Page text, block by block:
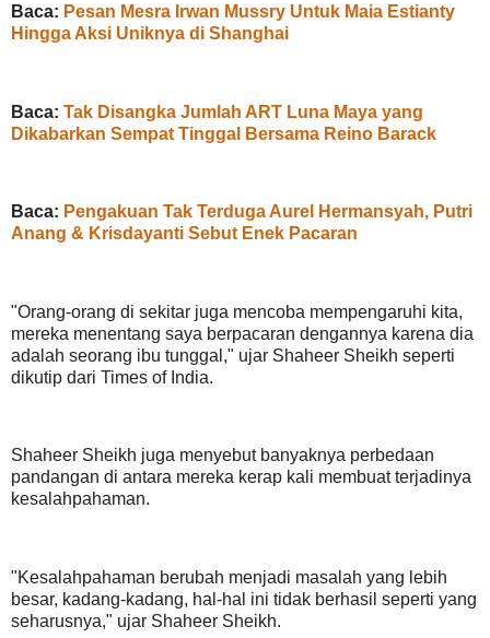
Baca: Pesan Mesra Irwan Mussry Untuk Maia Estianty
Hingga Aksi Uniknya di Shanghai
Baca: Tak Disangka Jumlah ART Luna Maya yang
Dikabarkan Sempat Tinggal Bersama Reino Barack
Baca: Pengakuan Tak Terduga Aurel Hermansyah, Putri
Anang & Krisdayanti Sebut Enek Pacaran
"Orang-orang di sekitar juga mencoba mempengaruhi kita,
mereka menentang saya berpacaran dengannya karena dia
adalah seorang ibu tunggal," ujar Shaheer Sheikh seperti
dikutip dari Times of India.
Shaheer Sheikh juga menyebut banyaknya perbedaan
pandangan di antara mereka kerap kali membuat terjadinya
kesalahpahaman.
"Kesalahpahaman berubah menjadi masalah yang lebih
besar, kadang-kadang, hal-hal ini tidak berhasil seperti yang
seharusnya," ujar Shaheer Sheikh.